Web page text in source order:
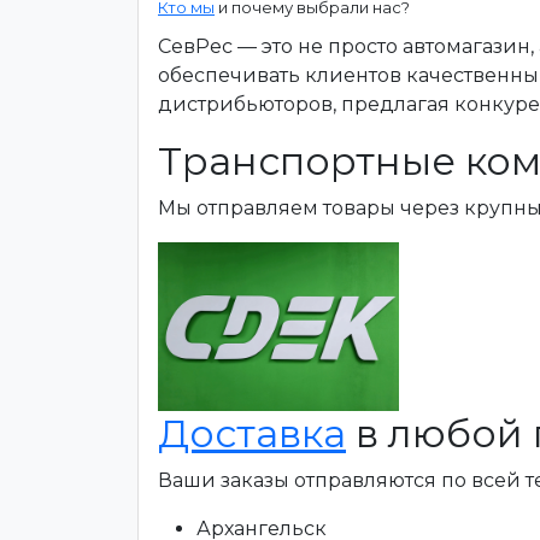
Кто мы и почему выбрали нас?
СевРес — это не просто
обеспечивать клиентов
дистрибьюторов, предлагая
Транспортные
Мы отправляем товары через
Доставка в любой
Ваши заказы отправляются по
Архангельск